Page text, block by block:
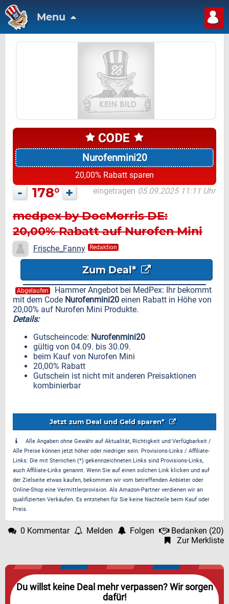
Menu
Nurofenmini20
20,00% Rabatt sparen
- 178° + eingetragen 05.09.2025 11:11 Uhr
medpex by DocMorris DE:
20,00% Rabatt auf Nurofen Mini
Produkte
Frische_Fanny Redaktion
Zum Deal*
Abgelaufen
Hammer Angebot bei MedPex: Ihr bekommt
mit dem Code Nurofenmini20 einen Rabatt in Höhe von
20,00% auf Nurofen Mini Produkte.
Details:
Gutscheincode: Nurofenmini20
gültig von 04.09. bis 30.09.
beim Kauf von Nurofen Mini
20,00% Rabatt
Gutschein ist nicht mit anderen Preisaktionen
kombinierbar
Jetzt zum Deal und Geld sparen*
Alle Angaben ohne Gewähr auf Aktualität, Richtigkeit und Verfügbarkeit /
Alle Preise können jetzt höher oder niedriger sein. Provisions-Links / Affiliate-
Links: Die mit Sternchen (*) gekennzeichneten Links sind Provisions-Links,
auch Affiliate-Links genannt. Wenn Sie auf einen solchen Link klicken und auf
der Zielseite etwas kaufen, bekommen wir vom betreffenden Anbieter oder
Online-Shop eine Vermittlerprovision. Als Amazon-Partner verdienen wir an
qualifizierten Verkäufen. Es entstehen für Sie keine Nachteile beim Kauf oder
Preis.
0 Kommentar Melden Folgen Bedanken (20)
Zur Merkliste
Du willst keine Deal mehr verpassen? Wir sorgen
dafür!